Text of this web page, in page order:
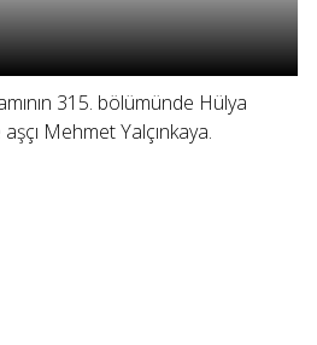
315. bölümünde Hülya
Mehmet Yalçınkaya.